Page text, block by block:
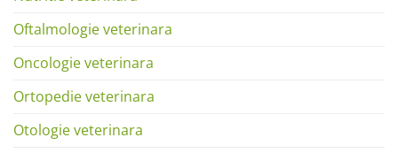
Oftalmologie veterinara
Oncologie veterinara
Ortopedie veterinara
Otologie veterinara